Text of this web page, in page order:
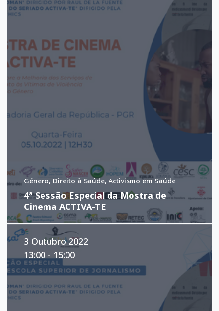
Género, Direito à Saúde, Activismo em Saúde
4ª Sessão Especial da Mostra de
Cinema ACTIVA-TE
3 Outubro 2022
13:00 - 15:00